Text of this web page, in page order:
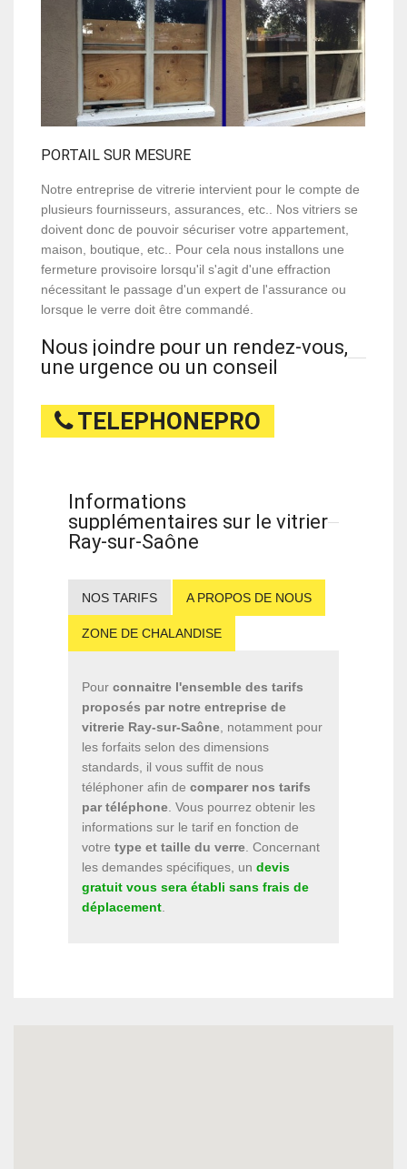
PORTAIL SUR MESURE
Notre entreprise de vitrerie intervient pour le compte de
plusieurs fournisseurs, assurances, etc.. Nos vitriers se
doivent donc de pouvoir sécuriser votre appartement,
maison, boutique, etc.. Pour cela nous installons une
fermeture provisoire lorsqu'il s'agit d'une effraction
nécessitant le passage d'un expert de l'assurance ou
lorsque le verre doit être commandé.
Nous joindre pour un rendez-vous,
une urgence ou un conseil
TELEPHONEPRO
Informations
supplémentaires sur le vitrier
Ray-sur-Saône
NOS TARIFS A PROPOS DE NOUS
ZONE DE CHALANDISE
Pour connaitre l'ensemble des tarifs
proposés par notre entreprise de
vitrerie Ray-sur-Saône , notamment pour
les forfaits selon des dimensions
standards, il vous suffit de nous
téléphoner afin de comparer nos tarifs
par téléphone . Vous pourrez obtenir les
informations sur le tarif en fonction de
votre type et taille du verre . Concernant
les demandes spécifiques, un devis
gratuit vous sera établi sans frais de
déplacement